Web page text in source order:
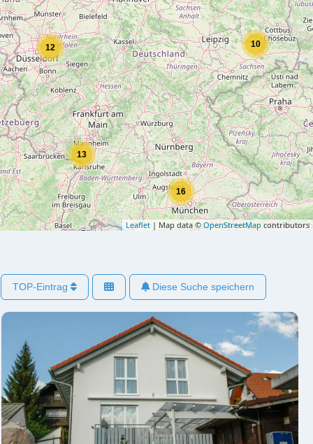
16
10
13
12
Leaflet| Map data ©OpenStreetMap contributors
TOP-Eintrag Diese Suche speichern